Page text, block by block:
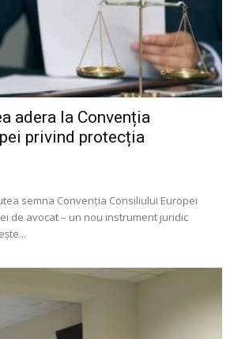
adera la Convenția
privind protecția
semna Convenția Consiliului Europei
de avocat – un nou instrument juridic